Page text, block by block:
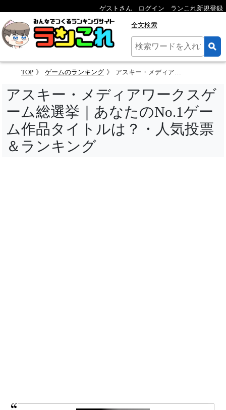
ゲストさん ログイン ランこれ新規登録
全文検索
TOP ゲームのランキング アスキー・メディアワークスゲーム総選挙｜あなたのNo.1ゲーム作品タイトルは？・人気投票＆ランキング
アスキー・メディアワークスゲ
ーム総選挙｜あなたのNo.1ゲー
ム作品タイトルは？・人気投票
＆ランキング